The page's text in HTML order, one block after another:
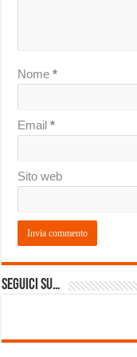
Nome*
Email*
Sito web
Seguici su…